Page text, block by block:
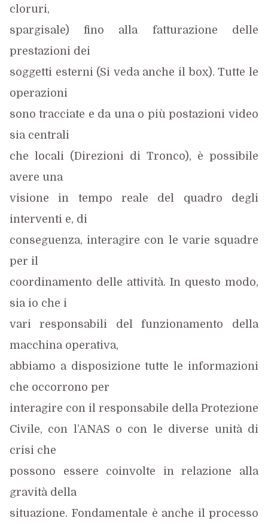
cloruri,
spargisale) fino alla fatturazione delle
prestazioni dei
soggetti esterni (Si veda anche il box). Tutte le
operazioni
sono tracciate e da una o più postazioni video
sia centrali
che locali (Direzioni di Tronco), è possibile
avere una
visione in tempo reale del quadro degli
interventi e, di
conseguenza, interagire con le varie squadre
per il
coordinamento delle attività. In questo modo,
sia io che i
vari responsabili del funzionamento della
macchina operativa,
abbiamo a disposizione tutte le informazioni
che occorrono per
interagire con il responsabile della Protezione
Civile, con l’ANAS o con le diverse unità di
crisi che
possono essere coinvolte in relazione alla
gravità della
situazione. Fondamentale è anche il processo